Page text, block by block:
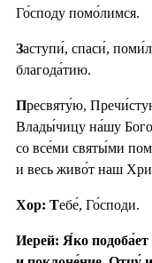
Го́споду помо́лимся.
Заступи́, спаси́,
благода́тию.
Пресвяту́ю,
Влады́чицу на́шу
со все́ми святы́ми
и весь живо́т наш
Хор: Тебе́, Го́споди.
Иерей: Я́ко подоба́ет